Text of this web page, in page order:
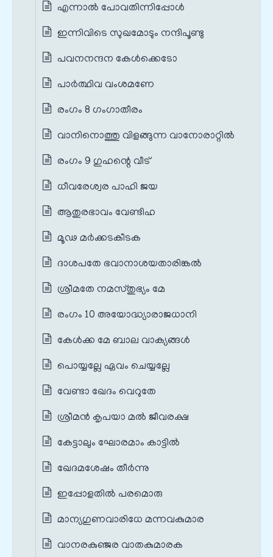
എന്നാൽ പോവതിന്നിപ്പോൾ
ഇന്നിവിടെ സുഖമോടും നന്ദിപൂണ്ടു
പവനനന്ദന കേൾക്കെടോ
പാർത്ഥിവ വംശമണേ
രംഗം 8 ഗംഗാതീരം
വാനിനൊത്തു വിളങ്ങുന്ന വാനോരാറ്റിൽ
രംഗം 9 ഗുഹന്റെ വീട്
ധീവരേശ്വര പാഹി ജയ
ആതുരഭാവം വേണ്ടിഹ
മൂഢ മർക്കടകീടക
ദാശപതേ ഭവാനാശയതാരിങ്കൽ
ശ്രീമതേ നമസ്തുഭ്യം മേ
രംഗം 10 അയോദ്ധ്യാരാജധാനി
കേൾക്ക മേ ബാല വാക്യങ്ങൾ
പൊയ്യല്ലേ ഏവം ചെയ്യല്ലേ
വേണ്ടാ ഖേദം വെറുതേ
ശ്രീമൻ കൃപയാ മൽ ജീവരക്ഷ
കേട്ടാലും ഘോരമാം കാട്ടിൽ
ഖേദമശേഷം തീർന്നു
ഇപ്പോളതിൽ പരമൊരു
മാന്യഗുണവാരിധേ മന്നവകുമാര
വാനരകുഞ്ജര വാതകുമാരക